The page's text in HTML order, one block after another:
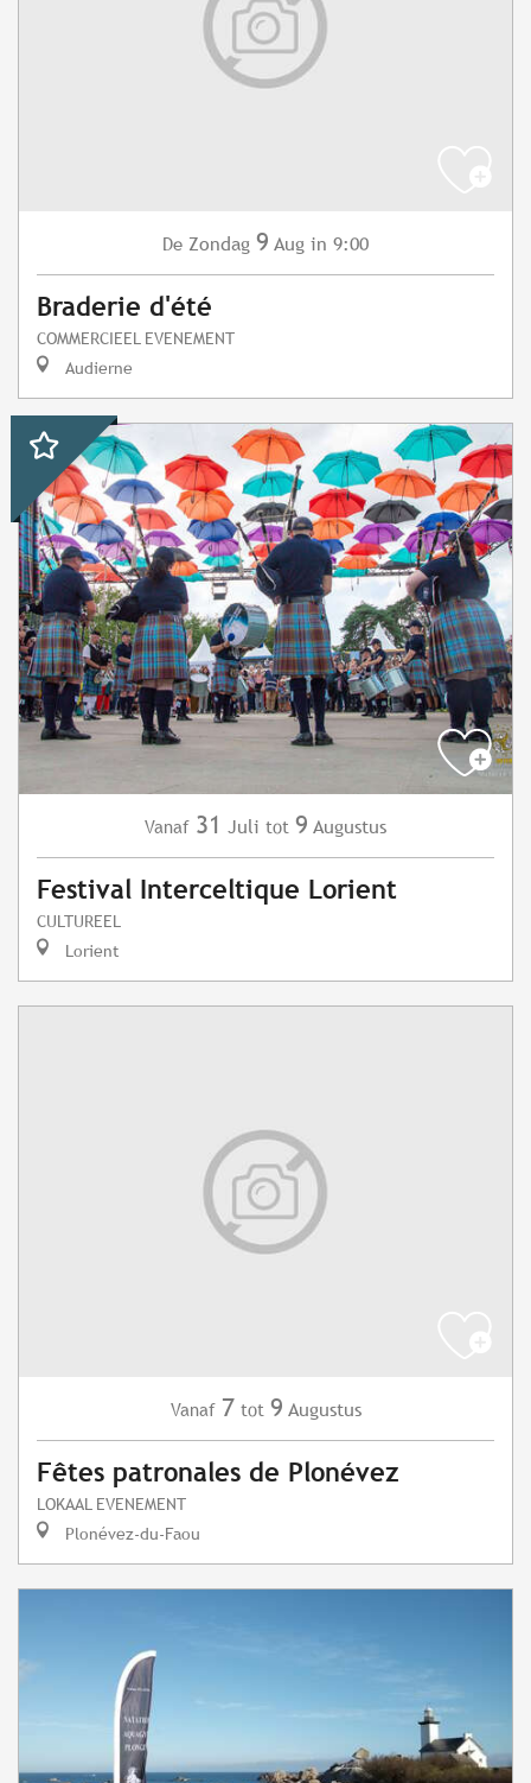
De Zondag 9 Aug in 9:00
Braderie d'été
COMMERCIEEL EVENEMENT
Audierne
Vanaf 31 Juli tot 9 Augustus
Festival Interceltique Lorient
CULTUREEL
Lorient
Vanaf 7 tot 9 Augustus
Fêtes patronales de Plonévez
LOKAAL EVENEMENT
Plonévez-du-Faou